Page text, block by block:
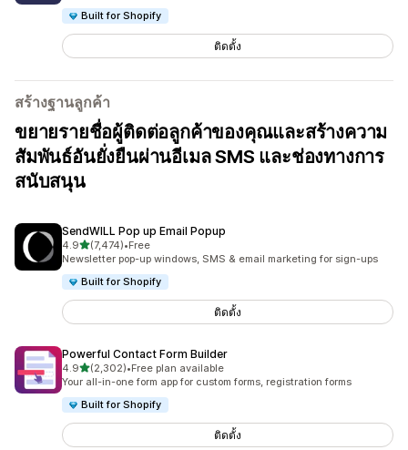
Built for Shopify
ติดตั้ง
สร้างฐานลูกค้า
ขยายรายชื่อผู้ติดต่อลูกค้าของคุณและสร้างความ
สัมพันธ์อันยั่งยืนผ่านอีเมล SMS และช่องทางการ
สนับสนุน
SendWILL Pop up Email Popup
4.9เต็ม 5 ดาว
(7,474)
ทั้งหมด 7474 รีวิว
•Free
Newsletter pop-up windows, SMS & email marketing for sign-ups
Built for Shopify
ติดตั้ง
Powerful Contact Form Builder
4.9เต็ม 5 ดาว
(2,302)
ทั้งหมด 2302 รีวิว
•Free plan available
Your all-in-one form app for custom forms, registration forms
Built for Shopify
ติดตั้ง